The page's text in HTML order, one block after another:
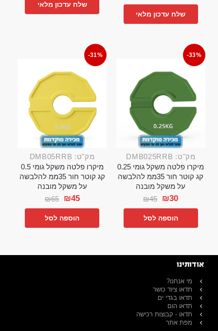
שלח עדכון מלאי
שלח עדכון מלאי
-33%
מק"ט: DMB025RRB
מיקרו פלטה משקל גומי 0.25
קג קוטר חור 35ממ להלבשה
על משקל מובנה
₪45 ₪30
הוספה לסל
-31%
מק"ט: DMB05RRB
מיקרו פלטה משקל גומי 0.5
קג קוטר חור 35ממ להלבשה
על משקל מובנה
₪65 ₪45
הוספה לסל
אודותינו
מי אנחנו?
תדאו ציוד כושר
תדאו בגדי ים
תדאו הום
תדאו - קבוצות רכישה
מפת אתר